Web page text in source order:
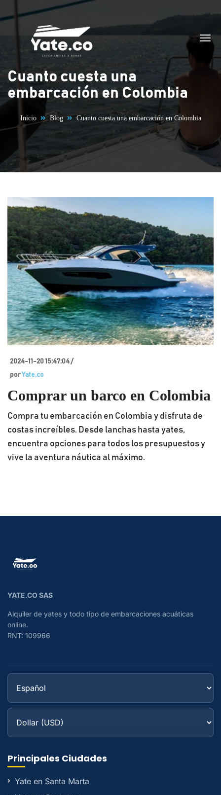
Saltar al contenido
Cuanto cuesta una
embarcación en Colombia
Inicio Blog Cuanto cuesta una embarcación en Colombia
2024-11-20 15:47:04 /
porYate.co
Comprar un barco en Colombia
Compra tu embarcación en Colombia y disfruta de
costas increíbles. Desde lanchas hasta yates,
encuentra opciones para todos los presupuestos y
vive la aventura náutica al máximo.
YATE.CO SAS
Alquiler de yates y todo tipo de embarcaciones acuáticas
online.
RNT: 109966
Principales Ciudades
Yate en Santa Marta